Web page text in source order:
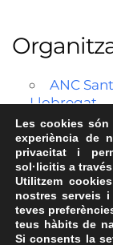
ANC
Llobregat
Les cookies
experiència de
privacitat i
sol·licitis a
Utilitzem
nostres serveis
teves
teus hàbits de
Si consents la